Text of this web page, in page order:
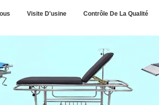
Visite D'usine Contrôle De La Qualité